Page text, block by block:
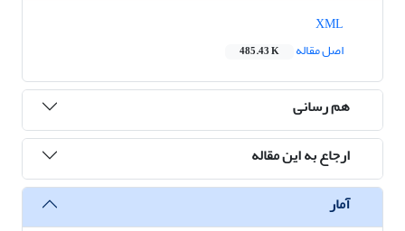
اصل مقاله
485.43 K
هم رسانی
ارجاع به این مقاله
آمار